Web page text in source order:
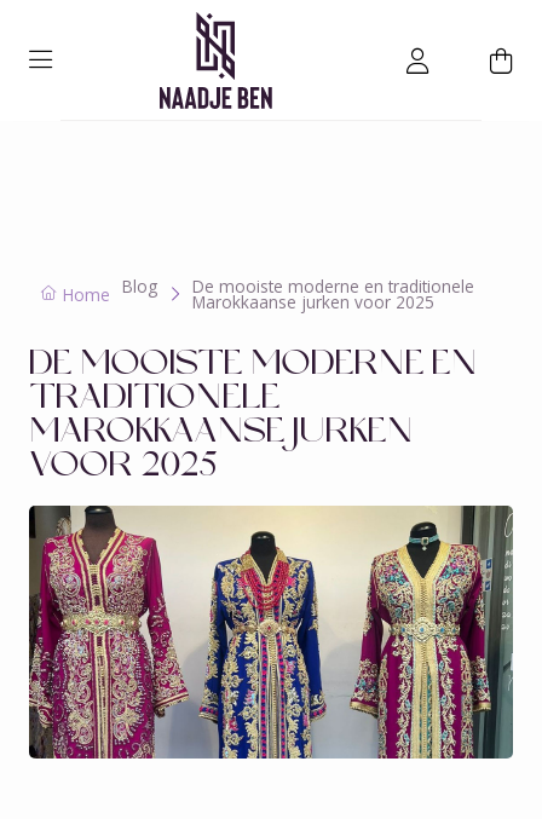
Home Blog De mooiste moderne en traditionele
Marokkaanse jurken voor 2025
DE MOOISTE MODERNE EN
TRADITIONELE
MAROKKAANSE JURKEN
VOOR 2025